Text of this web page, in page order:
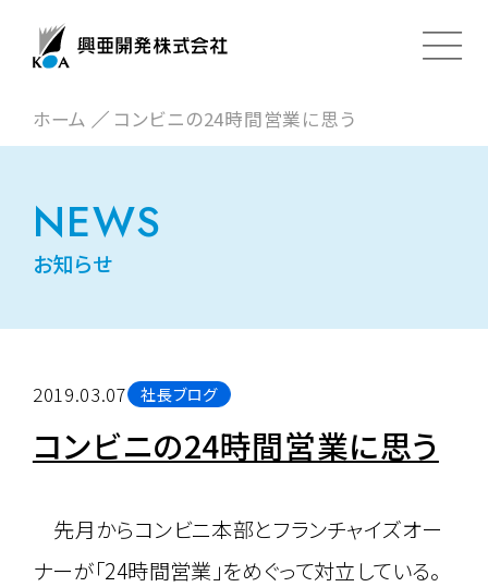
ホーム コンビニの24時間営業に思う
NEWS
お知らせ
2019.03.07 社長ブログ
コンビニの24時間営業に思う
先月からコンビニ本部とフランチャイズオー
ナーが「24時間営業」をめぐって対立している。